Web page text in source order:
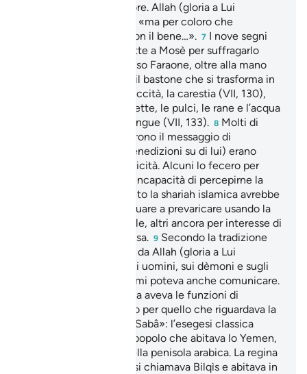
il castigo del suo Signore. Allah (gloria a Lui
l’Altissimo) lo rassicura «ma per coloro che
sostituiscono il male con il bene…». 7 I nove segni
che Allah Altissimo dette a Mosè per suffragarlo
nella sua missione presso Faraone, oltre alla mano
che diventa «bianca», il bastone che si trasforma in
serpente(VII, 107), la siccità, la carestia (VII, 130),
l’inondazione, le cavallette, le pulci, le rane e l’acqua
del Nilo che diventa sangue (VII, 133). 8 Molti di
quelli che non accettarono il messaggio di
Muhammad (pace e benedizioni su di lui) erano
convinti della sua veridicità. Alcuni lo fecero per
ignoranza e intrinseca incapacità di percepirne la
grandezza, altri in quanto la shariah islamica avrebbe
impedito loro di continuare a prevaricare usando la
forza e l’influenza tribale, altri ancora per interesse di
clan o comunità religiosa. 9 Secondo la tradizione
Salomone aveva avuto da Allah (gloria a Lui
l’Altissimo) potere sugli uomini, sui dèmoni e sugli
animali, con questi ultimi poteva anche comunicare.
Nel suo esercito l’upupa aveva le funzioni di
esploratore, soprattutto per quello che riguardava la
«Sabâ»: l’esegesi classica
afferma trattarsi di un popolo che abitava lo Yemen,
regione meridionale della penisola arabica. La regina
che regnava su di loro si chiamava Bilqìs e abitava in